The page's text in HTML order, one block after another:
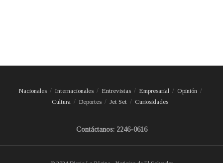
Nacionales Internacionales Entrevistas Empresarial
Opinión
Cultura
Deportes Jet Set Curiosidades
Contáctanos: 2246-0616